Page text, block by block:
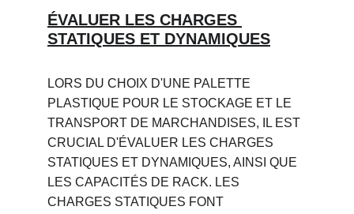
ÉVALUER LES CHARGES
STATIQUES ET DYNAMIQUES
LORS DU CHOIX D'UNE PALETTE
PLASTIQUE POUR LE STOCKAGE ET LE
TRANSPORT DE MARCHANDISES, IL EST
CRUCIAL D'ÉVALUER LES CHARGES
STATIQUES ET DYNAMIQUES, AINSI QUE
LES CAPACITÉS DE RACK. LES
CHARGES STATIQUES FONT